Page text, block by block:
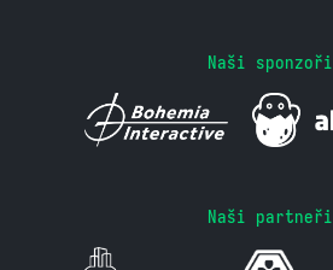
Naši sponzoři
Naši partneři